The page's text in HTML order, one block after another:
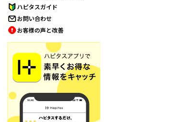
ハピタスガイド
お問い合わせ
お客様の声と改善